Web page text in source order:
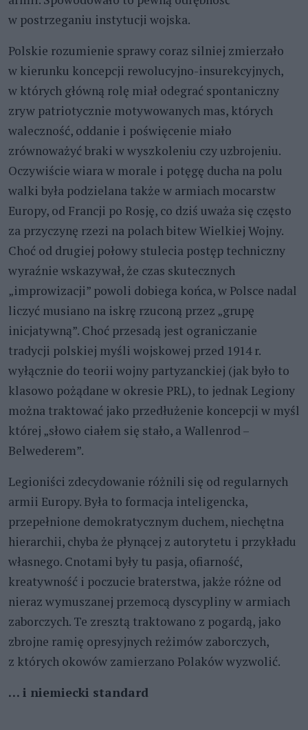
w postrzeganiu instytucji wojska.
Polskie rozumienie sprawy coraz silniej zmierzało
w kierunku koncepcji rewolucyjno-insurekcyjnych,
w których główną rolę miał odegrać spontaniczny
zryw patriotycznie motywowanych mas, których
waleczność, oddanie i poświęcenie miało
zrównoważyć braki w wyszkoleniu czy uzbrojeniu.
Oczywiście wiara w morale i potęgę ducha na polu
walki była podzielana także w armiach mocarstw
Europy, od Francji po Rosję, co dziś uważa się często
za przyczynę rzezi na polach bitew Wielkiej Wojny.
Choć od drugiej połowy stulecia postęp techniczny
wyraźnie wskazywał, że czas skutecznych
„improwizacji” powoli dobiega końca, w Polsce nadal
liczyć musiano na iskrę rzuconą przez „grupę
inicjatywną”. Choć przesadą jest ograniczanie
tradycji polskiej myśli wojskowej przed 1914 r.
wyłącznie do teorii wojny partyzanckiej (jak było to
klasowo pożądane w okresie PRL), to jednak Legiony
można traktować jako przedłużenie koncepcji w myśl
której „słowo ciałem się stało, a Wallenrod –
Belwederem”.
Legioniści zdecydowanie różnili się od regularnych
armii Europy. Była to formacja inteligencka,
przepełnione demokratycznym duchem, niechętna
hierarchii, chyba że płynącej z autorytetu i przykładu
własnego. Cnotami były tu pasja, ofiarność,
kreatywność i poczucie braterstwa, jakże różne od
nieraz wymuszanej przemocą dyscypliny w armiach
zaborczych. Te zresztą traktowano z pogardą, jako
zbrojne ramię opresyjnych reżimów zaborczych,
z których okowów zamierzano Polaków wyzwolić.
… i niemiecki standard